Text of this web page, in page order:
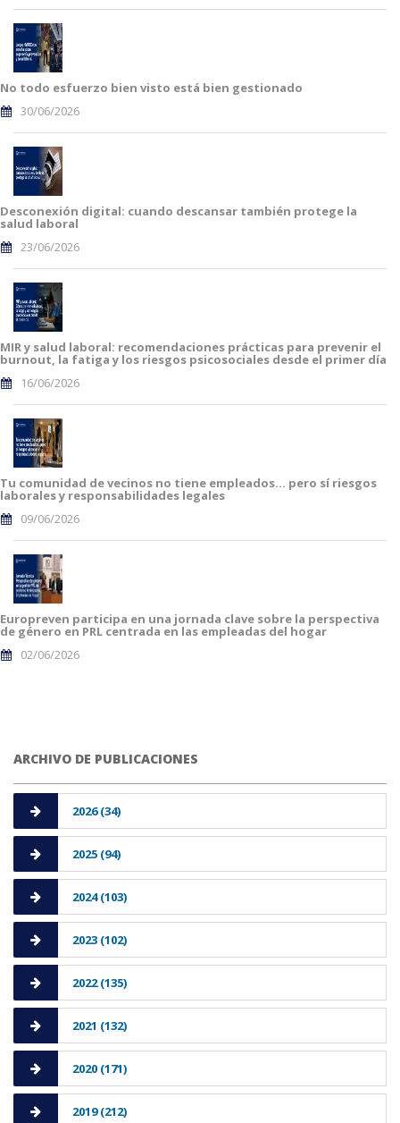
No todo esfuerzo bien visto está bien gestionado
30/06/2026
Desconexión digital: cuando descansar también protege la
salud laboral
23/06/2026
MIR y salud laboral: recomendaciones prácticas para prevenir el
burnout, la fatiga y los riesgos psicosociales desde el primer día
16/06/2026
Tu comunidad de vecinos no tiene empleados… pero sí riesgos
laborales y responsabilidades legales
09/06/2026
Europreven participa en una jornada clave sobre la perspectiva
de género en PRL centrada en las empleadas del hogar
02/06/2026
ARCHIVO DE PUBLICACIONES
2026 (34)
2025 (94)
2024 (103)
2023 (102)
2022 (135)
2021 (132)
2020 (171)
2019 (212)